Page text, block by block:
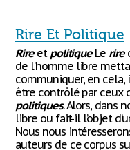
Rire Et Politique
Rireet politiqueLe rire
de l’homme libre
communiquer, en
être contrôlé par ceux
politiques. Alors, dans
libre ou fait-il l’objet
Nous nous
auteurs de ce corpus